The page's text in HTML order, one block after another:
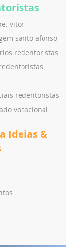
vitor
santo afonso
redentoristas
redentoristas
vocacional
Ideias &